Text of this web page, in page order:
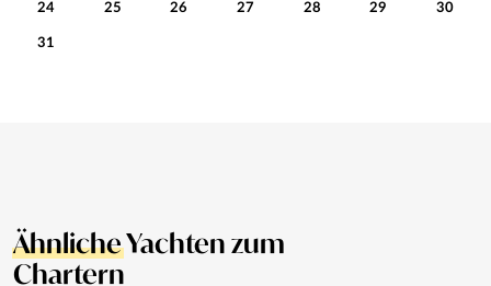
24 25 26 27 28 29 30
31
ÄhnlicheYachten zum
Chartern